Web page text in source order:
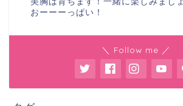
おーーーっぱい！
＼ Follow me ／